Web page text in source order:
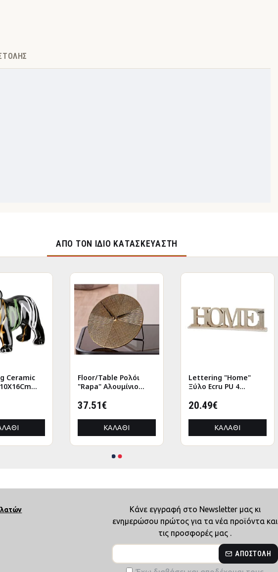
ΑΠΌ ΤΟΝ ΊΔΙΟ ΚΑΤΑΣΚΕΥΑΣΤΉ
Ceramic
Floor/Table Ρολόι
"Rapa" Αλουμίνιο
155 cm D. 205 cm
37.51€
ΚΑΛΆΘΙ
Lettering "Home"
Ξύλο Ecru PU 4
20.49€
ΚΑΛΆΘΙ
Κάνε εγγραφή στο Newsletter μας κι
ενημερώσου πρώτος για τα νέα προϊόντα και
τις προσφορές μας .
ΑΠΟΣΤΟΛΉ